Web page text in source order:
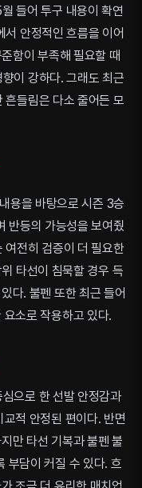
들어 투구 내용이 확연
안정적인 흐름을 이어
함이 부족해 필요할 때
이 강하다. 그래도 최근
흔들림은 다소 줄어든 모
용을 바탕으로 시즌 3승
반등의 가능성을 보여줬
여전히 검증이 더 필요한
타선이 침묵할 경우 득
다. 불펜 또한 최근 들어
소로 작용하고 있다.
으로 한 선발 안정감과
적 안정된 편이다. 반면
만 타선 기복과 불펜 불
부담이 커질 수 있다. 흐